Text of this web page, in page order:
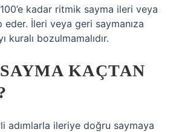
kadar ritmik sayma ileri veya
eder. İleri veya geri saymanıza
kuralı bozulmamalıdır.
KAÇTAN
adımlarla ileriye doğru saymaya